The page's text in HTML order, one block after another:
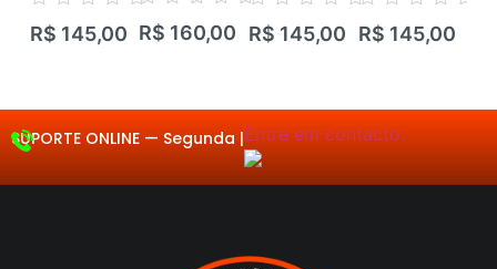
Avaliação
0
R$ 145,00
Avaliação
0
R$ 160,00
Avaliação
0
R$ 145,00
Avaliação
0
R$ 145,00
SUPORTE ONLINE — Segunda a S|Entre em contacto.